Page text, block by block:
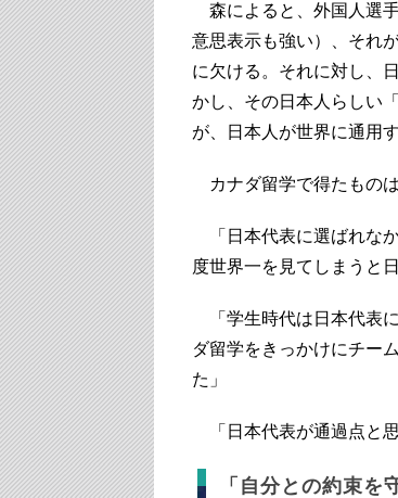
森によると、外国人選
意思表示も強い）、それ
に欠ける。それに対し、
かし、その日本人らしい
が、日本人が世界に通用
カナダ留学で得たものは
「日本代表に選ばれな
度世界一を見てしまうと
「学生時代は日本代表
ダ留学をきっかけにチー
た」
「日本代表が通過点と
「自分との約束を